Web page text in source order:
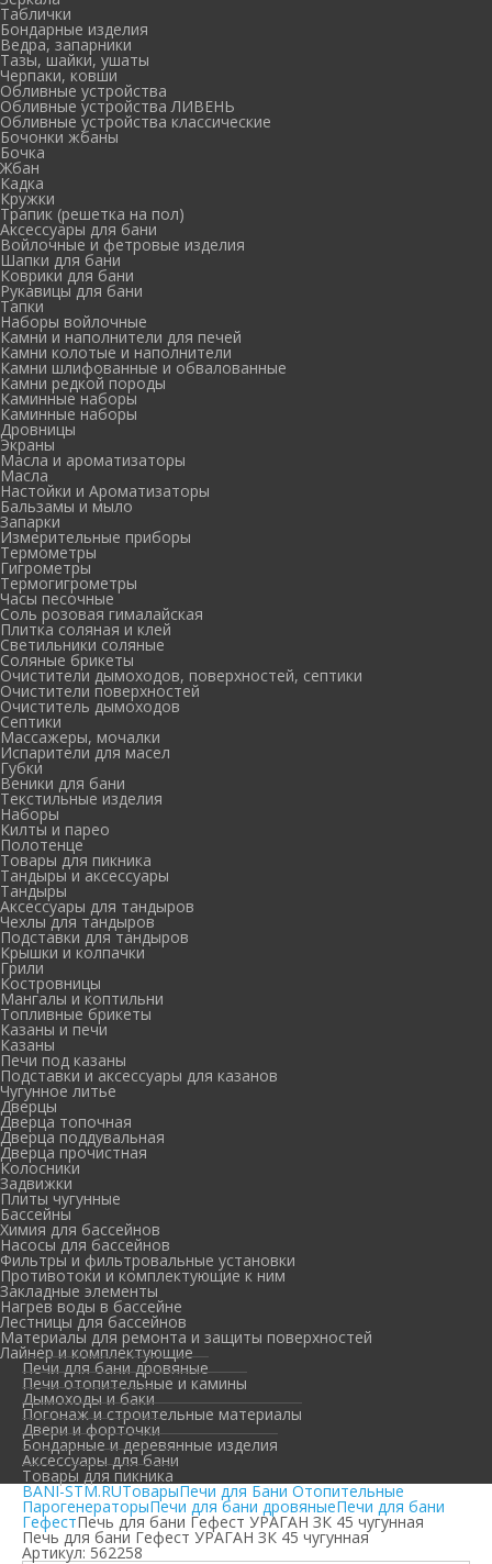
Таблички
Бондарные изделия
Ведра, запарники
Тазы, шайки, ушаты
Черпаки, ковши
Обливные устройства
Обливные устройства ЛИВЕНЬ
Обливные устройства классические
Бочонки жбаны
Бочка
Жбан
Кадка
Кружки
Трапик (решетка на пол)
Аксессуары для бани
Войлочные и фетровые изделия
Шапки для бани
Коврики для бани
Рукавицы для бани
Тапки
Наборы войлочные
Камни и наполнители для печей
Камни колотые и наполнители
Камни шлифованные и обвалованные
Камни редкой породы
Каминные наборы
Каминные наборы
Дровницы
Экраны
Масла и ароматизаторы
Масла
Настойки и Ароматизаторы
Бальзамы и мыло
Запарки
Измерительные приборы
Термометры
Гигрометры
Термогигрометры
Часы песочные
Соль розовая гималайская
Плитка соляная и клей
Светильники соляные
Соляные брикеты
Очистители дымоходов, поверхностей, септики
Очистители поверхностей
Очиститель дымоходов
Септики
Массажеры, мочалки
Испарители для масел
Губки
Веники для бани
Текстильные изделия
Наборы
Килты и парео
Полотенце
Товары для пикника
Тандыры и аксессуары
Тандыры
Аксессуары для тандыров
Чехлы для тандыров
Подставки для тандыров
Крышки и колпачки
Грили
Костровницы
Мангалы и коптильни
Топливные брикеты
Казаны и печи
Казаны
Печи под казаны
Подставки и аксессуары для казанов
Чугунное литье
Дверцы
Дверца топочная
Дверца поддувальная
Дверца прочистная
Колосники
Задвижки
Плиты чугунные
Бассейны
Химия для бассейнов
Насосы для бассейнов
Фильтры и фильтровальные установки
Противотоки и комплектующие к ним
Закладные элементы
Нагрев воды в бассейне
Лестницы для бассейнов
Материалы для ремонта и защиты поверхностей
Лайнер и комплектующие
Печи для бани дровяные
Печи отопительные и камины
Дымоходы и баки
Погонаж и строительные материалы
Двери и форточки
Бондарные и деревянные изделия
Аксессуары для бани
Товары для пикника
BANI-STM.RUТоварыПечи для Бани Отопительные
ПарогенераторыПечи для бани дровяныеПечи для бани
ГефестПечь для бани Гефест УРАГАН ЗК 45 чугунная
Печь для бани Гефест УРАГАН ЗК 45 чугунная
Артикул: 562258